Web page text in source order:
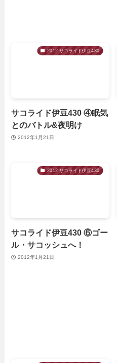
2012 サコライド伊豆430
サコライド伊豆430 ④眠気
とのバトル&夜明け
2012年1月21日
2012 サコライド伊豆430
サコライド伊豆430 ⑥ゴー
ル・サコッシュへ！
2012年1月21日